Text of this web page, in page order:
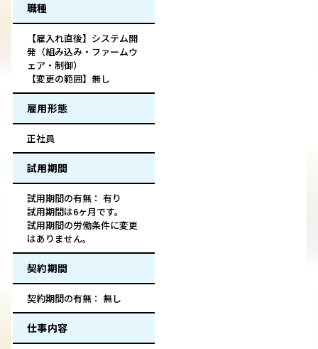
職種
【雇入れ直後】システム開
発（組み込み・ファームウ
ェア・制御）
【変更の範囲】無し
雇用形態
正社員
試用期間
試用期間の有無： 有り
試用期間は6ヶ月です。
試用期間の労働条件に変更
はありません。
契約期間
契約期間の有無： 無し
仕事内容